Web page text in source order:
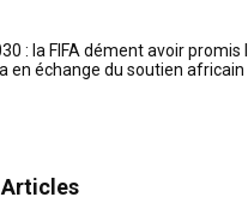
: la FIFA dément avoir promis
en échange du soutien africain